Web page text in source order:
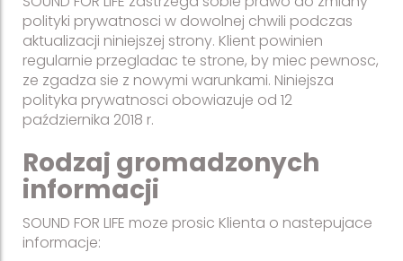
polityki prywatnosci w dowolnej chwili podczas
aktualizacji niniejszej strony. Klient powinien
regularnie przegladac te strone, by miec pewnosc,
ze zgadza sie z nowymi warunkami. Niniejsza
polityka prywatnosci obowiazuje od 12
października 2018 r.
Rodzaj gromadzonych
informacji
SOUND FOR LIFE moze prosic Klienta o nastepujace
informacje: